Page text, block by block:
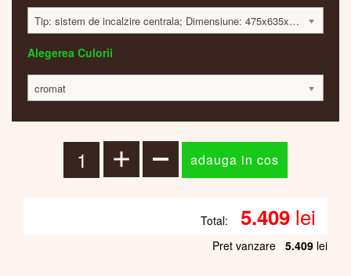
Tip: sistem de incalzire centrala; Dimensiune: 475x635x30 mm; 165 Watt; 5395 lei
Alegerea Culorii
cromat
Total: 5.409 lei
Pret vanzare 5.409 lei